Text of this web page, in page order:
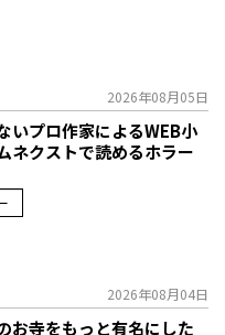
2026年08月05日
いプロ作家によるWEB小
ネクストで読めるホラー
2026年08月04日
お寺をもっと有名にした